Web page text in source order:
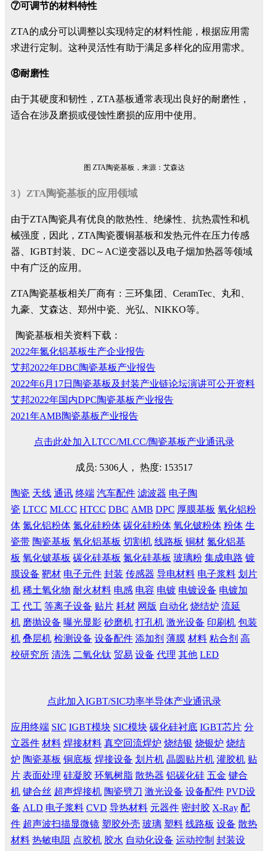
⑦可调节的材料特性
ZTA的成分可以调整以实现特定的材料性能，根据应用需
求进行定制。这种灵活性有助于满足多样化的应用需求。
⑧耐磨性
由于其硬度和韧性，ZTA基板通常表现出良好的耐磨性，
适合在涉及磨损或侵蚀性磨损的应用中使用。
图 ZTA陶瓷基板，来源：艾森达
3）ZTA陶瓷基板的应用领域
由于ZTA陶瓷具有优良的散热性、绝缘性、抗热震性和机
械强度，因此，ZTA陶瓷覆铜基板和发热元件在压力传感
器、IGBT封装、DC～AC逆变器以及电子烟加热器等领域
中有广泛的应用。
ZTA陶瓷基板相关厂商有：三环集团、CeramTec、丸和、
九豪、艾森达、郑州中瓷、光弘、NIKKO等。
陶瓷基板相关资料下载：
2022年氮化铝基板生产企业报告
艾邦2022年DBC陶瓷基板产业报告
2022年6月17日陶瓷基板及封装产业链论坛演讲可公开资料
艾邦2022年国内DPC陶瓷基板产业报告
2021年AMB陶瓷基板产业报告
点击此处加入LTCC/MLCC/陶瓷基板产业通讯录
成员: 5306人， 热度: 153517
陶瓷 天线 通讯 终端 汽车配件 滤波器 电子陶
瓷 LTCC MLCC HTCC DBC AMB DPC 厚膜基板 氧化铝粉
体 氮化铝粉体 氮化硅粉体 碳化硅粉体 氧化铍粉体 粉体 生
瓷带 陶瓷基板 氧化铝基板 切割机 线路板 铜材 氮化铝基
板 氧化铍基板 碳化硅基板 氮化硅基板 玻璃粉 集成电路 镀
膜设备 靶材 电子元件 封装 传感器 导电材料 电子浆料 划片
机 稀土氧化物 耐火材料 电感 电容 电镀 电镀设备 电镀加
工 代工 等离子设备 贴片 耗材 网版 自动化 烧结炉 流延
机 磨抛设备 曝光显影 砂磨机 打孔机 激光设备 印刷机 包装
机 叠层机 检测设备 设备配件 添加剂 薄膜 材料 粘合剂 高
校研究所 清洗 二氧化钛 贸易 设备 代理 其他 LED
点此加入IGBT/SIC功率半导体产业通讯录
应用终端 SIC IGBT模块 SIC模块 碳化硅衬底 IGBT芯片 分
立器件 材料 焊接材料 真空回流焊炉 烧结银 烧银炉 烧结
炉 陶瓷基板 铜底板 焊接设备 划片机 晶圆贴片机 灌胶机 贴
片 表面处理 硅凝胶 环氧树脂 散热器 铝碳化硅 五金 键合
机 键合丝 超声焊接机 陶瓷劈刀 激光设备 设备配件 PVD设
备 ALD 电子浆料 CVD 导热材料 元器件 密封胶 X-Ray 配
件 超声波扫描显微镜 塑胶外壳 玻璃 塑料 线路板 设备 散热
材料 热敏电阻 点胶机 胶水 自动化设备 运动控制 封装设